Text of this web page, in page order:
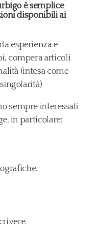
è semplice
disponibili ai
esperienza e
compera articoli
(intesa come
sempre interessati
in particolare: